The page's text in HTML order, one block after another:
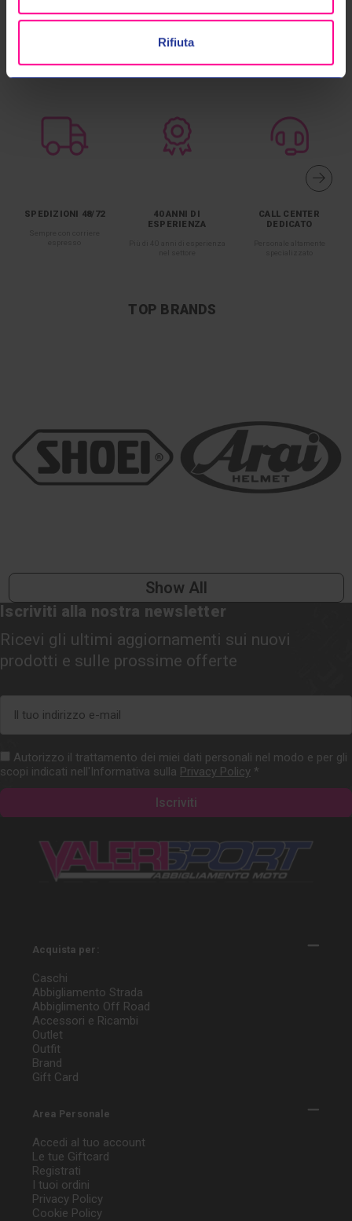
Rifiuta
SPEDIZIONI 48/72
40 ANNI DI
ESPERIENZA
CALL CENTER
DEDICATO
TOP BRANDS
Show All
Iscriviti alla nostra newsletter
Ricevi gli ultimi aggiornamenti sui nuovi
prodotti e sulle prossime offerte
mail
Autorizzo il trattamento dei miei dati personali nel modo e per gli
scopi indicati nell'Informativa sulla Privacy Policy *
Acquista per:
Caschi
Abbigliamento Strada
Abbiglimento Off Road
Accessori e Ricambi
Outlet
Outfit
Brand
Gift Card
Area Personale
Accedi al tuo account
Le tue Giftcard
Registrati
I tuoi ordini
Privacy Policy
Cookie Policy